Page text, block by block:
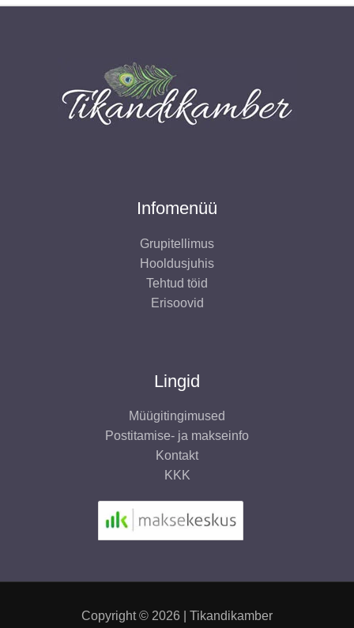
Infomenüü
Grupitellimus
Hooldusjuhis
Tehtud töid
Erisoovid
Lingid
Müügitingimused
Postitamise- ja makseinfo
Kontakt
KKK
Copyright © 2026 | Tikandikamber